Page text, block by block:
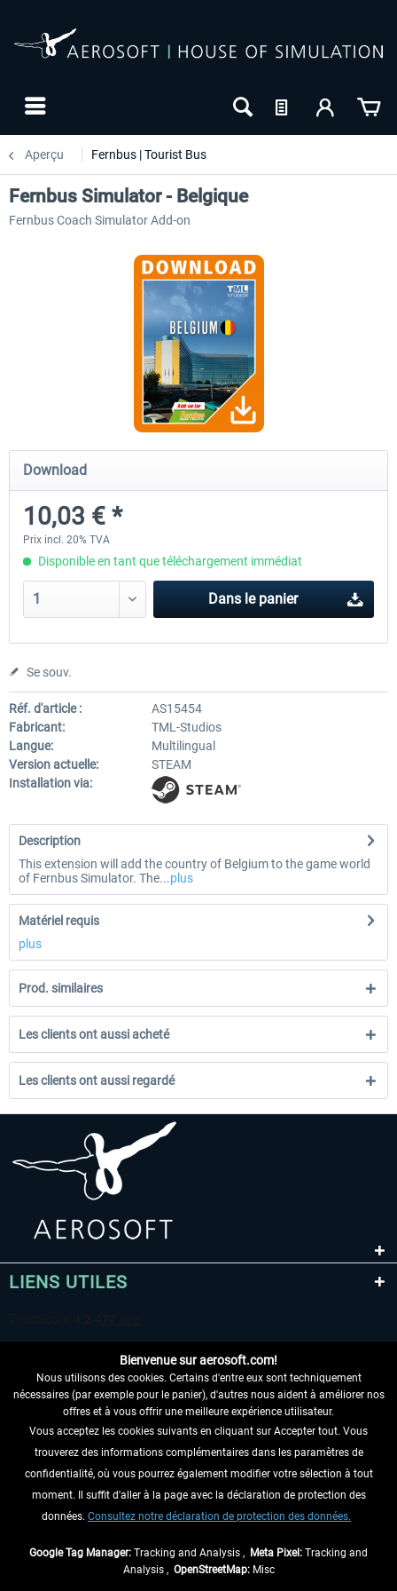
Aperçu Fernbus | Tourist Bus
Fernbus Simulator - Platinum Edition
40,29 € *
Fernbus Simulator - Belgique
Fernbus Coach Simulator Add-on
Download
10,03 € *
Prix incl. 20% TVA
Disponible en tant que téléchargement immédiat
Dans le panier
Se souv.
Réf. d'article :
AS15454
Fabricant:
TML-Studios
Langue:
Multilingual
Version actuelle:
STEAM
Installation via:
Description
This extension will add the country of Belgium to the game world
of Fernbus Simulator. The...plus
Matériel requis
plus
Prod. similaires
Les clients ont aussi acheté
Les clients ont aussi regardé
LIENS UTILES
RENONCER AU CONTRAT ICI
INFORMATIONS
NE MANQUEZ PAS LES DERNIÈRES
Bienvenue sur aerosoft.com!
Nous utilisons des cookies. Certains d'entre eux sont techniquement
nécessaires (par exemple pour le panier), d'autres nous aident à améliorer nos
offres et à vous offrir une meilleure expérience utilisateur.
Vous acceptez les cookies suivants en cliquant sur Accepter tout. Vous
trouverez des informations complémentaires dans les paramètres de
confidentialité, où vous pourrez également modifier votre sélection à tout
moment. Il suffit d'aller à la page avec la déclaration de protection des
données. Consultez notre déclaration de protection des données.
Google Tag Manager: Tracking and Analysis , Meta Pixel: Tracking and
Analysis , OpenStreetMap:Misc